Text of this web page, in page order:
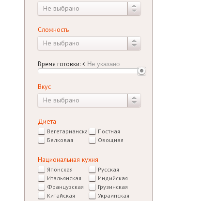
Не выбрано
Сложность
Не выбрано
Время готовки: <
Вкус
Не выбрано
Диета
Вегетарианская
Постная
Белковая
Овощная
Национальная кухня
Японская
Русская
Итальянская
Индийская
Французская
Грузинская
Китайская
Украинская